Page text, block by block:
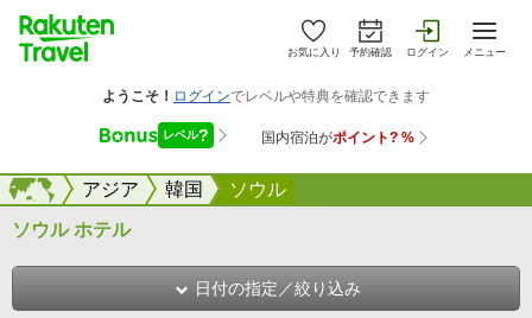
お気に入り 予約確認 ログイン メニュー
海外アジア 韓国 ソウル
海外
ソウル ホテル
日付の指定／絞り込み